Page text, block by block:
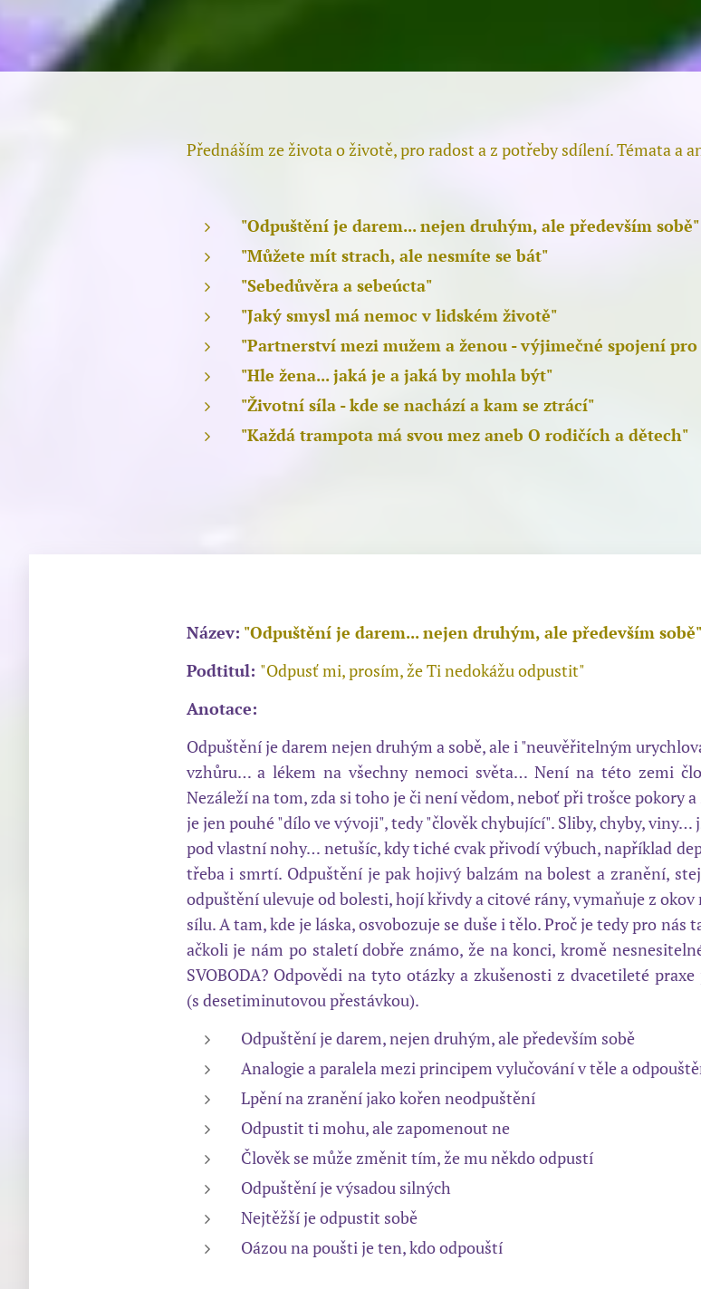
Přednáším ze života o životě, pro radost a z potřeby sdílení. Témata a
"Odpuštění je darem... nejen druhým, ale především sobě"
"Můžete mít strach, ale nesmíte se bát"
"Sebedůvěra a sebeúcta"
"Jaký smysl má nemoc v lidském životě"
"Partnerství mezi mužem a ženou - výjimečné spojení
"Hle žena... jaká je a jaká by mohla být"
"Životní síla - kde se nachází a kam se ztrácí"
"Každá trampota má svou mez aneb O rodičích a dětech"
Název: "Odpuštění je darem... nejen druhým, ale především sobě"
Podtitul: "Odpusť mi, prosím, že Ti nedokážu odpustit"
Anotace:
Odpuštění je darem nejen druhým a sobě, ale i "neuvěřitelným
vzhůru… a lékem na všechny nemoci světa…Není na této zemi
Nezáleží na tom, zda si toho je či není vědom, neboť při trošce pokory
je jen pouhé "dílo ve vývoji", tedy "člověk chybující". Sliby, chyby, viny…
pod vlastní nohy… netušíc, kdy tiché cvak přivodí výbuch, například
třeba i smrtí. Odpuštění je pak hojivý balzám na bolest a zranění,
odpuštění ulevuje od bolesti, hojí křivdy a citové rány, vymaňuje z
sílu. A tam, kde je láska, osvobozuje se duše i tělo. Proč je tedy pro
ačkoli je nám po staletí dobře známo, že na konci, kromě
SVOBODA? Odpovědi na tyto otázky a zkušenosti z dvacetileté
(s desetiminutovou přestávkou).
Odpuštění je darem, nejen druhým, ale především sobě
Analogie a paralela mezi principem vylučování v těle a
Lpění na zranění jako kořen neodpuštění
Odpustit ti mohu, ale zapomenout ne
Člověk se může změnit tím, že mu někdo odpustí
Odpuštění je výsadou silných
Nejtěžší je odpustit sobě
Oázou na poušti je ten, kdo odpouští